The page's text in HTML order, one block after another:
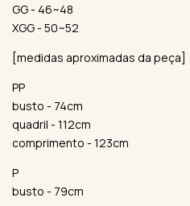
GG - 46~48
XGG - 50~52
[medidas aproximadas da peça]
PP
busto - 74cm
quadril - 112cm
comprimento - 123cm
P
busto - 79cm